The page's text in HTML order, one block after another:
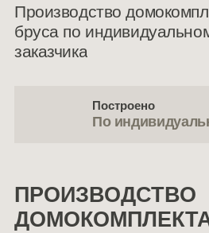
Производство
бруса по
заказчика
Построено
По
ПРОИЗВОДСТВО